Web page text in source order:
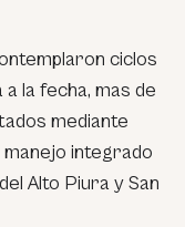
ciclos
la fecha, mas de
mediante
integrado
Alto Piura y San